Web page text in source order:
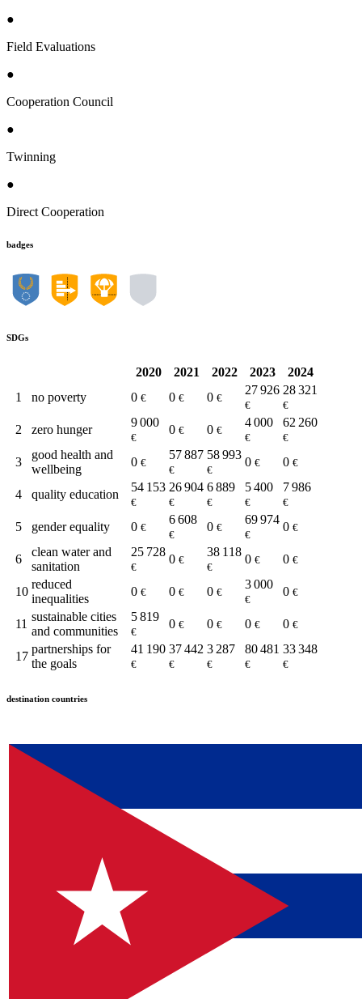
●
Field Evaluations
●
Cooperation Council
●
Twinning
●
Direct Cooperation
badges
SDGs
2020 2021 2022 2023
2024
1
no poverty 0 € 0 € 0 €
27 926
€
28 321
€
2 zero hunger
9 000
€
0 € 0 €
4 000
€
62 260
€
3
good health and
wellbeing
0 €
57 887
€
58 993
€
0 € 0 €
4 quality education
54 153
€
26 904
€
6 889
€
5 400
€
7 986
€
5 gender equality 0 €
6 608
€
0 €
69 974
€
0 €
6
clean water and
sanitation
25 728
€
0 €
38 118
€
0 € 0 €
10
reduced
inequalities
0 € 0 € 0 €
3 000
€
0 €
11
sustainable cities
and communities
5 819
€
0 € 0 € 0 € 0 €
17
partnerships for
the goals
41 190
€
37 442
€
3 287
€
80 481
€
33 348
€
destination countries